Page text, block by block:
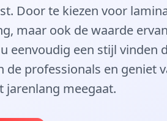
Door te kiezen voor
maar ook de waarde
eenvoudig een stijl vinden
de professionals en geniet
jarenlang meegaat.